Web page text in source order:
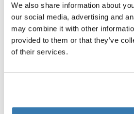
We also share information about
our social media, advertising and
may combine it with other
provided to them or that they’ve
of their services.
Toggle techspec
Tekniske specifikationer
Toggle guides and instructions
Instruktioner